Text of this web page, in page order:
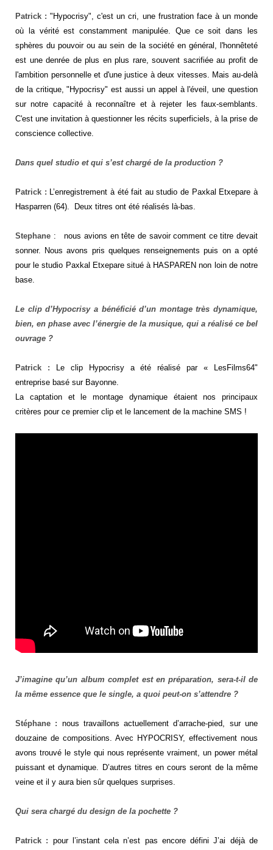
Patrick : "Hypocrisy", c'est un cri, une frustration face à un monde
où la vérité est constamment manipulée. Que ce soit dans les
sphères du pouvoir ou au sein de la société en général, l'honnêteté
est une denrée de plus en plus rare, souvent sacrifiée au profit de
l'ambition personnelle et d'une justice à deux vitesses. Mais au-delà
de la critique, "Hypocrisy" est aussi un appel à l'éveil, une question
sur notre capacité à reconnaître et à rejeter les faux-semblants.
C'est une invitation à questionner les récits superficiels, à la prise de
conscience collective.
Dans quel studio et qui s’est chargé de la production ?
Patrick : L’enregistrement à été fait au studio de Paxkal Etxepare à
Hasparren (64). Deux titres ont été réalisés là-bas.
Stephane : nous avions en tête de savoir comment ce titre devait
sonner. Nous avons pris quelques renseignements puis on a opté
pour le studio Paxkal Etxepare situé à HASPAREN non loin de notre
base.
Le clip d’Hypocrisy a bénéficié d’un montage très dynamique,
bien, en phase avec l’énergie de la musique, qui a réalisé ce bel
ouvrage ?
Patrick : Le clip Hypocrisy a été réalisé par « LesFilms64"
entreprise basé sur Bayonne.
La captation et le montage dynamique étaient nos principaux
critères pour ce premier clip et le lancement de la machine SMS !
J’imagine qu’un album complet est en préparation, sera-t-il de
la même essence que le single, a quoi peut-on s’attendre ?
Stéphane : nous travaillons actuellement d’arrache-pied, sur une
douzaine de compositions. Avec HYPOCRISY, effectivement nous
avons trouvé le style qui nous représente vraiment, un power métal
puissant et dynamique. D’autres titres en cours seront de la même
veine et il y aura bien sûr quelques surprises.
Qui sera chargé du design de la pochette ?
Patrick : pour l’instant cela n’est pas encore défini J’ai déjà de